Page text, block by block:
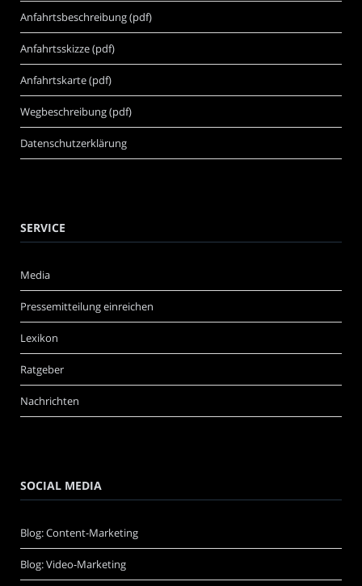
Anfahrtsbeschreibung (pdf)
Anfahrtsskizze (pdf)
Anfahrtskarte (pdf)
Wegbeschreibung (pdf)
Datenschutzerklärung
SERVICE
Media
Pressemitteilung einreichen
Lexikon
Ratgeber
Nachrichten
SOCIAL MEDIA
Blog: Content-Marketing
Blog: Video-Marketing